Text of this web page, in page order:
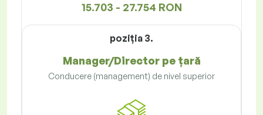
15.703 - 27.754 RON
poziţia 3.
Manager/Director pe țară
Conducere (management) de nivel superior